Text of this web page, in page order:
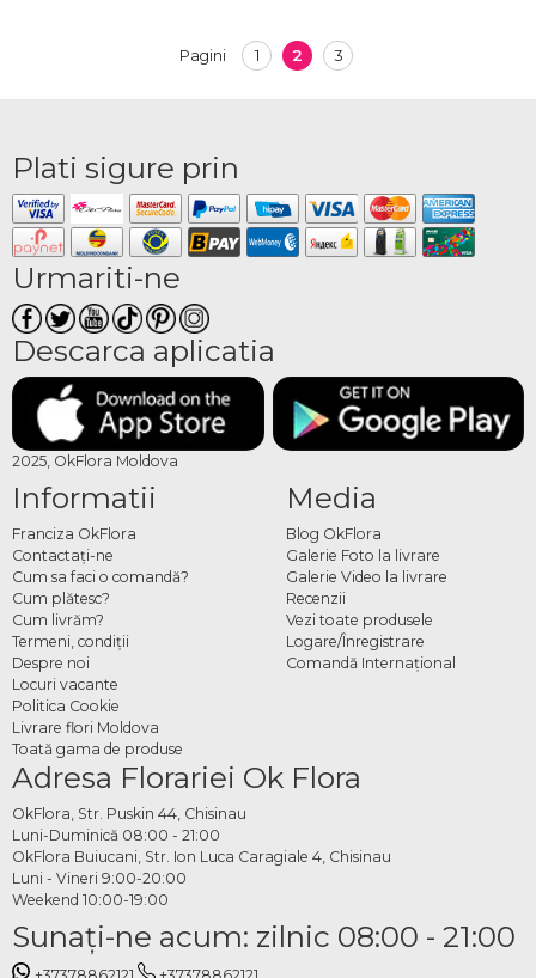
Pagini 1 2 3
Plati sigure prin
Urmariti-ne
Descarca aplicatia
2025, OkFlora Moldova
Informatii
Franciza OkFlora
Contactaţi-ne
Cum sa faci o comandă?
Cum plătesc?
Cum livrăm?
Termeni, condiţii
Despre noi
Locuri vacante
Politica Cookie
Livrare flori Moldova
Toată gama de produse
Media
Blog OkFlora
Galerie Foto la livrare
Galerie Video la livrare
Recenzii
Vezi toate produsele
Logare/Înregistrare
Comandă Internațional
Adresa Florariei Ok Flora
OkFlora, Str. Puskin 44, Chisinau
Luni-Duminică 08:00 - 21:00
OkFlora Buiucani, Str. Ion Luca Caragiale 4, Chisinau
Luni - Vineri 9:00-20:00
Weekend 10:00-19:00
Sunaţi-ne acum: zilnic 08:00 - 21:00